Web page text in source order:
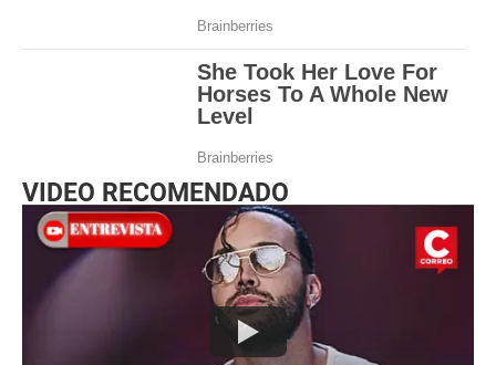
VIDEO RECOMENDADO